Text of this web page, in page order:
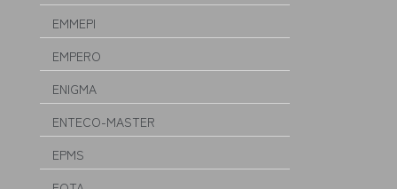
EMMEPI
EMPERO
ENIGMA
ENTECO-MASTER
EPMS